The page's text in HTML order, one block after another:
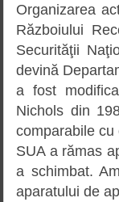
Organizarea
Războiului
Securităţii
devină
a fost
Nichols din
comparabile
SUA a rămas
a schimbat.
aparatului de